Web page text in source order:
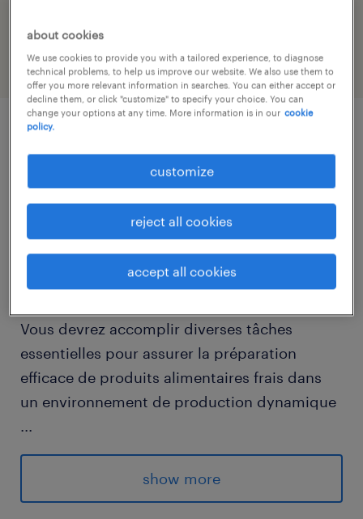
industry
job details
descriptif du poste
Quel impact peut avoir votre talent en tant
que Manutentionnaire (F/H) sur notre réussite
Vous devrez accomplir diverses tâches
essentielles pour assurer la préparation
efficace de produits alimentaires frais dans
un environnement de production dynamique
...
- Effectuer de la mise en cartons fin
d'expédier les préparations de vos collègues
show more
about cookies
We use cookies to provide you with a tailored experience, to diagnose
technical problems, to help us improve our website. We also use them to
offer you more relevant information in searches. You can either accept or
decline them, or click "customize" to specify your choice. You can
change your options at any time. More information is in our cookie
policy.
customize
reject all cookies
accept all cookies